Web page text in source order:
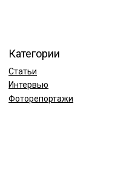
Категории
Статьи
Интервью
Фоторепортажи